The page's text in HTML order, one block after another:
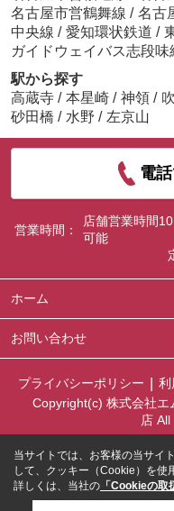
名古屋市営鶴舞線 / 名古
中央線 / 愛知環状鉄道 /
ガイドウェイバス志段味
駅から探す
高蔵寺 / 本星崎 / 神領 /
砂田橋 / 水野 / 左京山
電
営業時間：
店舗営業時間
可能
ホーム
お問い合わせ
プライバシーポリシー 利
Copyright(c) 株式会社
店
当サイトでは、お客様の当サイ
して、クッキー（Cookie）を使
詳しくは、当社の 「Cookieの取